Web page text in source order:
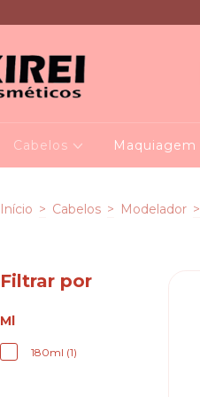
Cabelos Maquiagem
Início > Cabelos > Modelador >
Filtrar por
Ml
180ml (1)